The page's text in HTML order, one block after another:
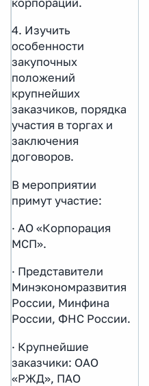
корпораций.
4. Изучить
особенности
закупочных
положений
крупнейших
заказчиков, порядка
участия в торгах и
заключения
договоров.
В мероприятии
примут участие:
· АО «Корпорация
МСП».
· Представители
Минэкономразвития
России, Минфина
России, ФНС России.
· Крупнейшие
заказчики: ОАО
«РЖД», ПАО